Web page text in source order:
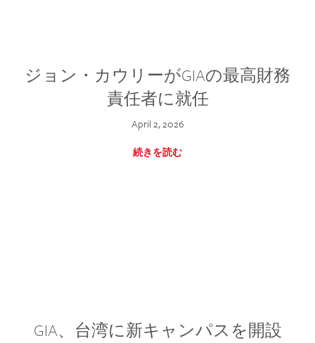
ジョン・カウリーがGIAの最高財務
責任者に就任
April 2, 2026
続きを読む
GIA、台湾に新キャンパスを開設